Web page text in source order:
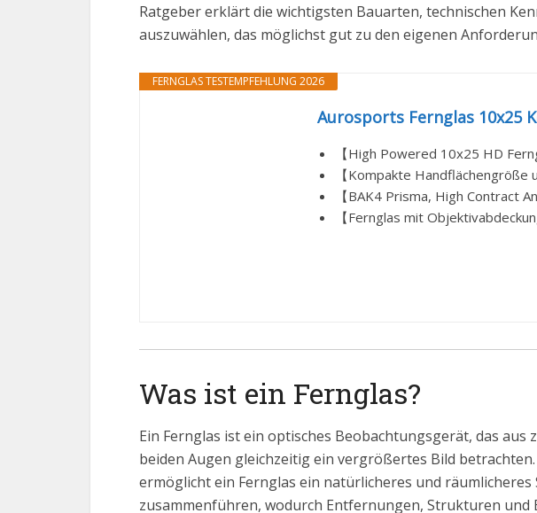
Ratgeber erklärt die wichtigsten Bauarten, technischen
auszuwählen, das möglichst gut zu den eigenen
FERNGLAS TESTEMPFEHLUNG 2026
Aurosports Fernglas 10x25
【High Powered 10x25 HD
【Kompakte Handflächengröße
【BAK4 Prisma, High Contract
【Fernglas mit
Was ist ein Fernglas?
Ein Fernglas ist ein optisches Beobachtungsgerät, das
beiden Augen gleichzeitig ein vergrößertes Bild
ermöglicht ein Fernglas ein natürlicheres und
zusammenführen, wodurch Entfernungen, Strukturen